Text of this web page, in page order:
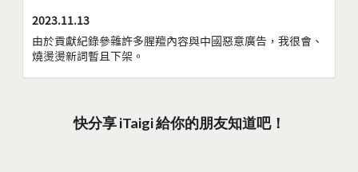
2023.11.13
由於貢獻紀錄參雜許多腥羶內容與中國惡意廣告，我很會、
燒燙燙新詞暫且下架。
快分享 iTaigi 給你的朋友知道吧！